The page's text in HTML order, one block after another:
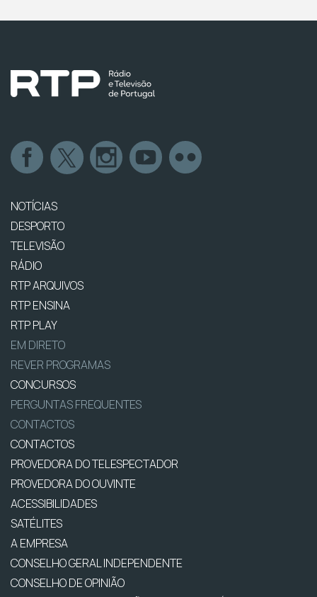
NOTÍCIAS
DESPORTO
TELEVISÃO
RÁDIO
RTP ARQUIVOS
RTP ENSINA
RTP PLAY
EM DIRETO
REVER PROGRAMAS
CONCURSOS
PERGUNTAS FREQUENTES
CONTACTOS
CONTACTOS
PROVEDORA DO TELESPECTADOR
PROVEDORA DO OUVINTE
ACESSIBILIDADES
SATÉLITES
A EMPRESA
CONSELHO GERAL INDEPENDENTE
CONSELHO DE OPINIÃO